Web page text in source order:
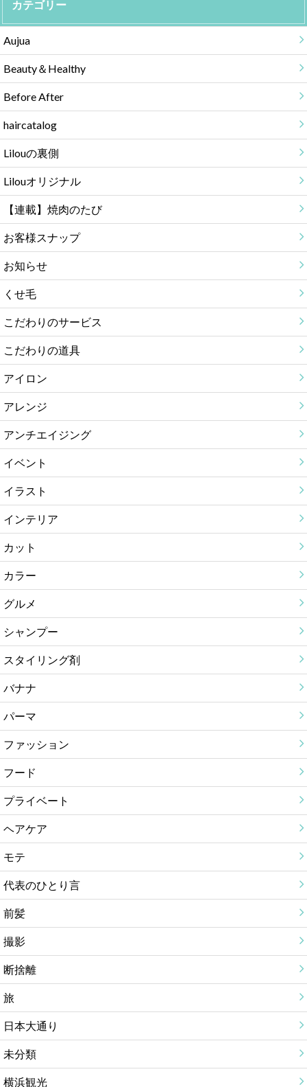
カテゴリー
Aujua
Beauty＆Healthy
Before After
haircatalog
Lilouの裏側
Lilouオリジナル
【連載】焼肉のたび
お客様スナップ
お知らせ
くせ毛
こだわりのサービス
こだわりの道具
アイロン
アレンジ
アンチエイジング
イベント
イラスト
インテリア
カット
カラー
グルメ
シャンプー
スタイリング剤
バナナ
パーマ
ファッション
フード
プライベート
ヘアケア
モテ
代表のひとり言
前髪
撮影
断捨離
旅
日本大通り
未分類
横浜観光